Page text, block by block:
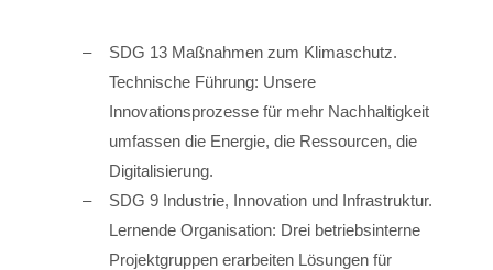
SDG 13 Maßnahmen zum Klimaschutz.
Technische Führung: Unsere
Innovationsprozesse für mehr Nachhaltigkeit
umfassen die Energie, die Ressourcen, die
Digitalisierung.
SDG 9 Industrie, Innovation und Infrastruktur.
Lernende Organisation: Drei betriebsinterne
Projektgruppen erarbeiten Lösungen für